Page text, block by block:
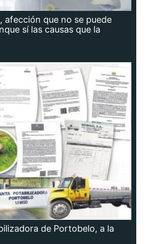
afección que no se puede
sí las causas que la
de Portobelo, a la